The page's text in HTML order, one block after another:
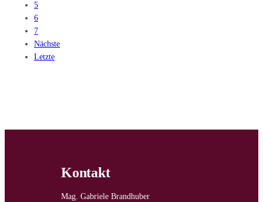
5
6
7
Nächste
Letzte
Kontakt
Mag. Gabriele Brandhuber